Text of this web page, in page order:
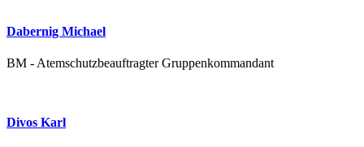
Dabernig Michael
BM - Atemschutzbeauftragter Gruppenkommandant
Divos Karl